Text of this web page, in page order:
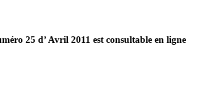
25 d’ Avril 2011 est consultable en ligne